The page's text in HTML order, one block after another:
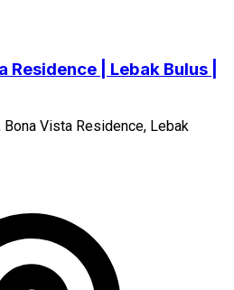
| Lebak Bulus |
Vista Residence, Lebak